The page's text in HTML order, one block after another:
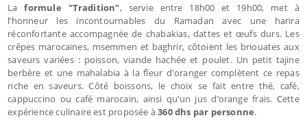
Laformule "Tradition", servie entre 18h00 et 19h00, met à
l’honneur les incontournables du Ramadan avec une harira
réconfortante accompagnée de chabakias, dattes et œufs durs. Les
crêpes marocaines, msemmen et baghrir, côtoient les briouates aux
saveurs variées : poisson, viande hachée et poulet. Un petit tajine
berbère et une mahalabia à la fleur d'oranger complètent ce repas
riche en saveurs. Côté boissons, le choix se fait entre thé, café,
cappuccino ou café marocain, ainsi qu’un jus d’orange frais. Cette
expérience culinaire est proposée à360 dhs par personne.